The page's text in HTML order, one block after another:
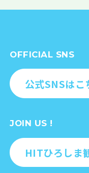
OFFICIAL SNS
公式SNSはこ
JOIN US !
HITひろしま